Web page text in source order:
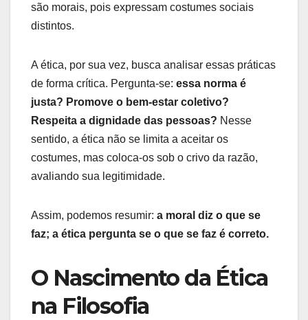
são morais, pois expressam costumes sociais
distintos.
A ética, por sua vez, busca analisar essas práticas
de forma crítica. Pergunta-se: essa norma é
justa? Promove o bem-estar coletivo?
Respeita a dignidade das pessoas? Nesse
sentido, a ética não se limita a aceitar os
costumes, mas coloca-os sob o crivo da razão,
avaliando sua legitimidade.
Assim, podemos resumir: a moral diz o que se
faz; a ética pergunta se o que se faz é correto.
O Nascimento da Ética
na Filosofia